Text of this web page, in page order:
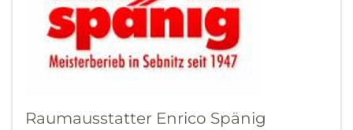
Raumausstatter Enrico Spänig